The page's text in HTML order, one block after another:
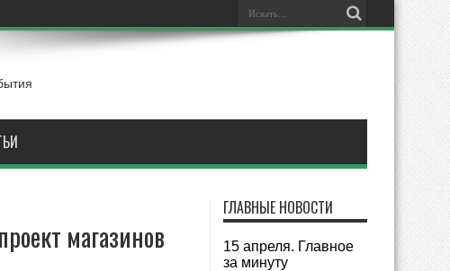
магазинов
ГЛАВНЫЕ НОВОСТИ
15 апреля. Главное
за минуту